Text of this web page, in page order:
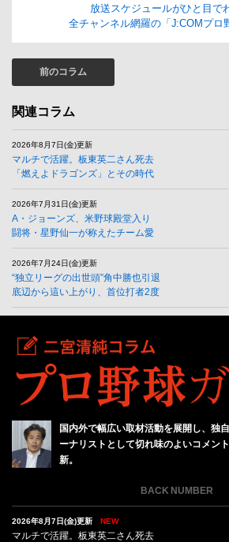
放送スケジュールがひと目で
全チャンネル網羅の「J:COMプロ
前のコラム
関連コラム
2026年8月7日(金)更新
マルチで活躍。板東英二さん死去
「燃えよドラゴンズ」とその時代
2026年7月31日(金)更新
A・ジョーンズ、米野球殿堂入り
闘将・星野仙一が称えたチーム愛
2026年7月24日(金)更新
“独立リーグの出世頭”角中勝也引退
底辺から這い上がり、首位打者2度
国内外で幅広い取材活動を展開し、独
ーナリストとして切れ味のよいコメン
新。
BACK NUMBER
2026年8月7日(金)更新 NEW
マルチで活躍。板東英二さん死去